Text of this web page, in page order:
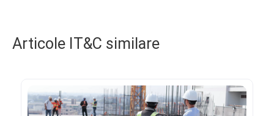
Articole IT&C similare